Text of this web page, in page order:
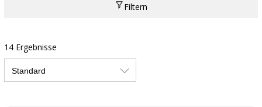
Filtern
14 Ergebnisse